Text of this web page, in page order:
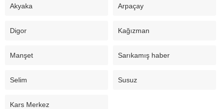
Akyaka Arpaçay
Digor Kağızman
Manşet Sarıkamış haber
Selim Susuz
Kars Merkez